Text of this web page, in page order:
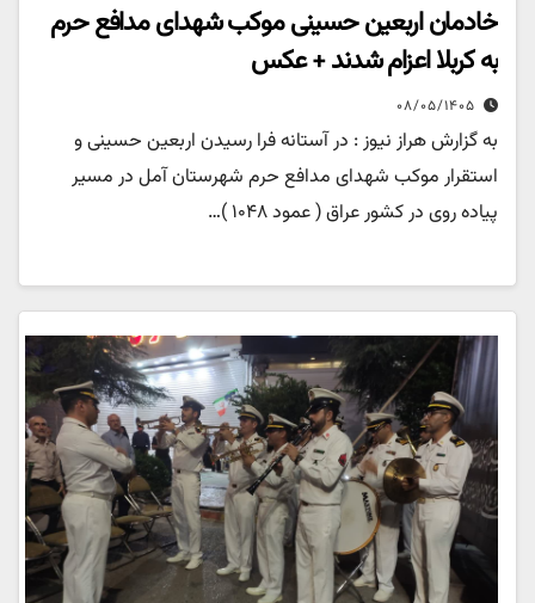
خادمان اربعین حسینی موکب شهدای مدافع حرم
به کربلا اعزام شدند + عکس
۰۸/۰۵/۱۴۰۵
به گزارش هراز نیوز : در آستانه فرا رسیدن اربعین حسینی و
استقرار موکب شهدای مدافع حرم شهرستان آمل در مسیر
پیاده روی در کشور عراق ( عمود ۱۰۴۸ )…